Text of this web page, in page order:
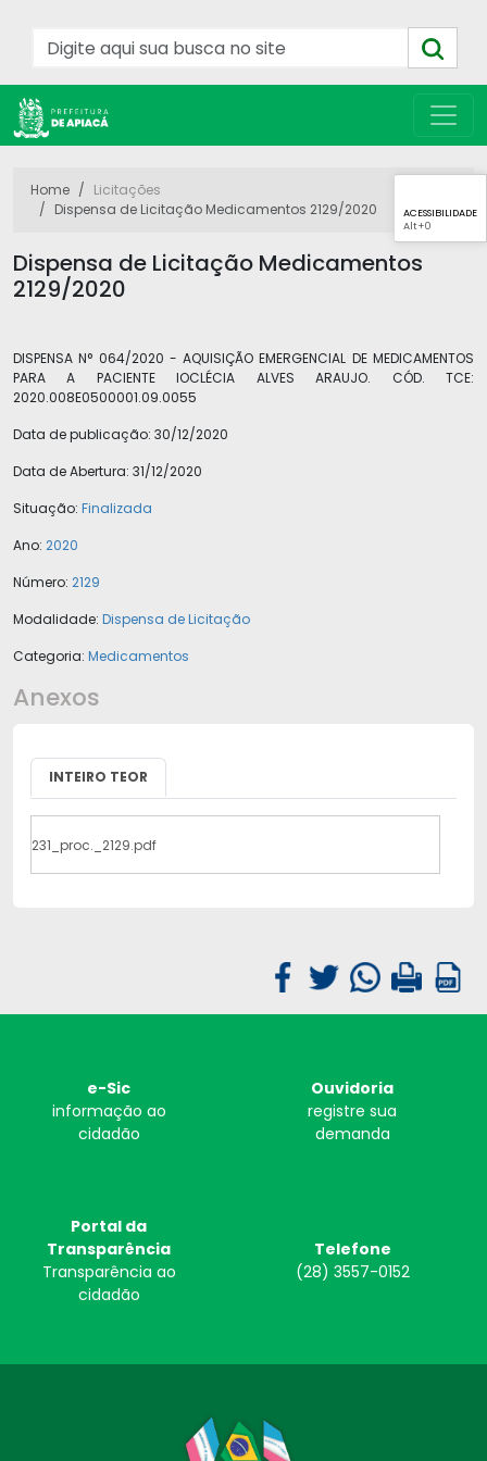
ACESSIBILIDADE
Alt+0
Home
Licitações
Dispensa de Licitação Medicamentos 2129/2020
Dispensa de Licitação Medicamentos
2129/2020
DISPENSA N° 064/2020 - AQUISIÇÃO EMERGENCIAL DE MEDICAMENTOS
PARA A PACIENTE IOCLÉCIA ALVES ARAUJO. CÓD. TCE:
2020.008E0500001.09.0055
Data de publicação: 30/12/2020
Data de Abertura: 31/12/2020
Situação: Finalizada
Ano: 2020
Número: 2129
Modalidade: Dispensa de Licitação
Categoria: Medicamentos
Anexos
INTEIRO TEOR
231_proc._2129.pdf
e-Sic
informação ao
cidadão
Ouvidoria
registre sua
demanda
Portal da
Transparência
Transparência ao
cidadão
Telefone
(28) 3557-0152